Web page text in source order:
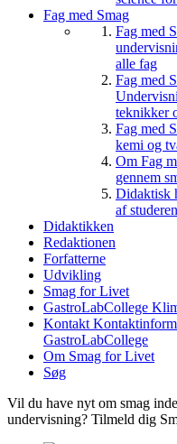
Fag med Smag
Fag med
alle fag
Fag med
teknikker
Fag med
kemi og
Om Fag
gennem
Didaktisk
af
Didaktikken
Redaktionen
Forfatterne
Udvikling
Smag for Livet
GastroLabCollege
Kontakt
GastroLabCollege
Om Smag for Livet
Søg
Vil du have nyt om smag
undervisning? Tilmeld dig